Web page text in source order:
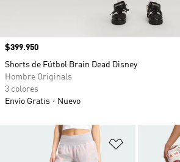
Añadir a la
Precio
$399.950
Shorts de Fútbol Brain Dead Disney
Hombre Originals
3 colores
Envío Gratis
Nuevo